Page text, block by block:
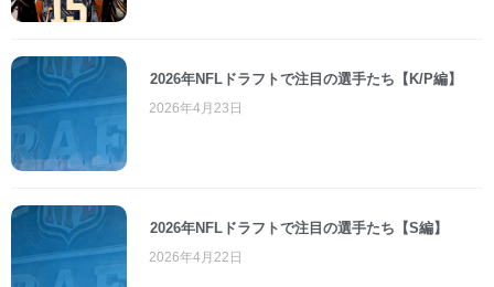
2026年NFLドラフトで注目の選手たち【K/P編】
2026年4月23日
2026年NFLドラフトで注目の選手たち【S編】
2026年4月22日